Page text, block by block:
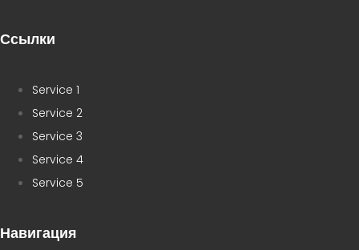
Ссылки
Service 1
Service 2
Service 3
Service 4
Service 5
Навигация